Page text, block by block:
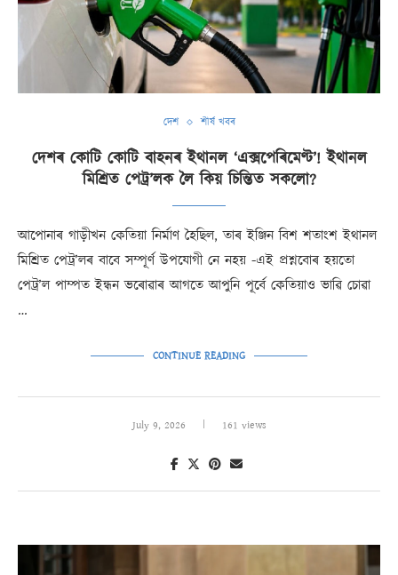
দেশ শীৰ্ষ খবৰ
দেশৰ কোটি কোটি বাহনৰ ইথানল ‘এক্সপেৰিমেণ্ট’! ইথানল
মিশ্ৰিত পেট্ৰ’লক লৈ কিয় চিন্তিত সকলো?
আপোনাৰ গাড়ীখন কেতিয়া নিৰ্মাণ হৈছিল, তাৰ ইঞ্জিন বিশ শতাংশ ইথানল
মিশ্ৰিত পেট্ৰ’লৰ বাবে সম্পূৰ্ণ উপযোগী নে নহয় -এই প্ৰশ্নবোৰ হয়তো
পেট্ৰ’ল পাম্পত ইন্ধন ভৰোৱাৰ আগতে আপুনি পূৰ্বে কেতিয়াও ভাৱি চোৱা
…
CONTINUE READING
July 9, 2026 161 views